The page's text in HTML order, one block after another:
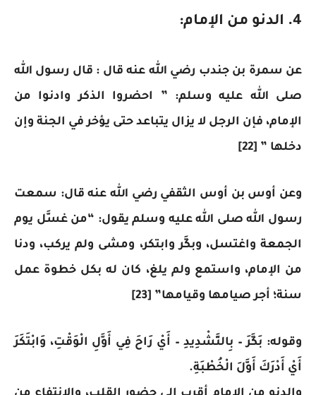
4. الدنو من الإمام:
عن سمرة بن جندب رضي الله عنه قال : قال رسول الله
صلى الله عليه وسلم: ” احضروا الذكر وادنوا من
الإمام، فإن الرجل لا يزال يتباعد حتى يؤخر في الجنة وإن
دخلها ” [22]
وعن أوس بن أوس الثقفي رضي الله عنه قال: سمعت
رسول الله صلى الله عليه وسلم يقول: “من غسَّل يوم
الجمعة واغتسل، وبكَّر وابتكر، ومشى ولم يركب، ودنا
من الإمام، واستمع ولم يلغ، كان له بكل خطوة عمل
سنة؛ أجر صيامها وقيامها” [23]
وقوله: بَكَّرَ – بِالتَّشْدِيدِ – أَيْ رَاحَ فِي أَوَّلِ الْوَقْتِ، وَابْتَكَرَ
أَيْ أَدْرَكَ أَوَّلَ الْخُطْبَةِ.